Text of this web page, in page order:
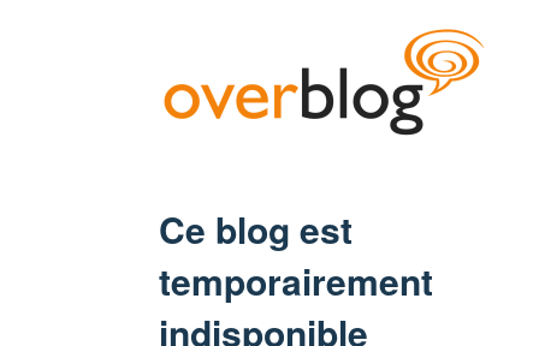
Ce blog est
temporairement
indisponible